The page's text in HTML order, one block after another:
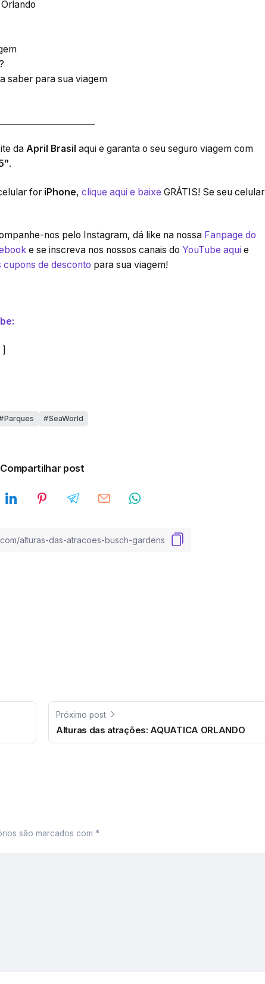
saber para sua viagem
da April Brasil aqui e garanta o seu seguro viagem com
.
for iPhone, clique aqui e baixe GRÁTIS! Se seu celular
nos pelo Instagram, dá like na nossa Fanpage do
e se inscreva nos nossos canais do YouTube aqui e
cupons de desconto para sua viagem!
Parques SeaWorld
Compartilhar post
Próximo post
Alturas das atrações: AQUATICA ORLANDO
são marcados com *